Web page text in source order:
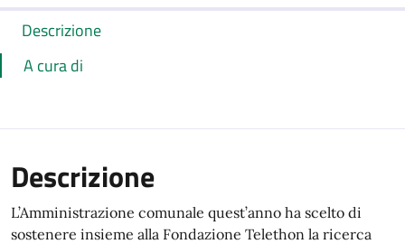
Descrizione
A cura di
Descrizione
L’Amministrazione comunale quest’anno ha scelto di
sostenere insieme alla Fondazione Telethon la ricerca